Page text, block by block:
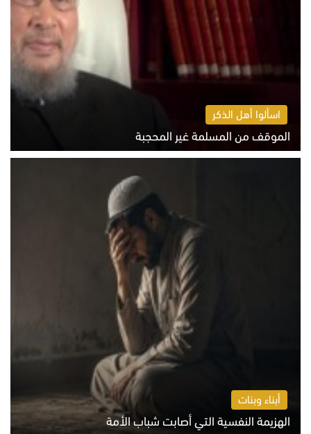
اسألوا أهل الذكر
الموقف من المسلمة غير المحجبة
الخميس 6 أغسطس 2026 10:45 ص
أبناء وبنات
الهزيمة النفسية التي أصابت شباب الأمة